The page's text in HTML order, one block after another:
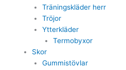
Träningskläder herr
Tröjor
Ytterkläder
Termobyxor
Skor
Gummistövlar